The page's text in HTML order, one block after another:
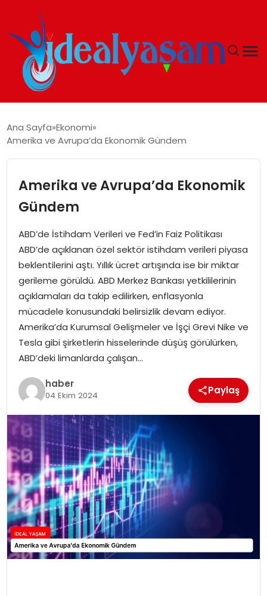
EKONOMI
İDEAL YAŞAM
İDEAL SPOR
YAŞAM
MAGAZIN
SAĞLIK
SOSYAL HABER
Ana Sayfa Ekonomi
Amerika ve Avrupa’da Ekonomik Gündem
Amerika ve Avrupa’da Ekonomik
Gündem
ABD’de İstihdam Verileri ve Fed’in Faiz Politikası
ABD’de açıklanan özel sektör istihdam verileri piyasa
beklentilerini aştı. Yıllık ücret artışında ise bir miktar
gerileme görüldü. ABD Merkez Bankası yetkililerinin
açıklamaları da takip edilirken, enflasyonla
mücadele konusundaki belirsizlik devam ediyor.
Amerika’da Kurumsal Gelişmeler ve İşçi Grevi Nike ve
Tesla gibi şirketlerin hisselerinde düşüş görülürken,
ABD’deki limanlarda çalışan…
haber
04 Ekim 2024 Paylaş